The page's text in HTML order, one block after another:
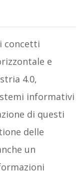
concetti
e
4.0,
informativi
di questi
delle
un